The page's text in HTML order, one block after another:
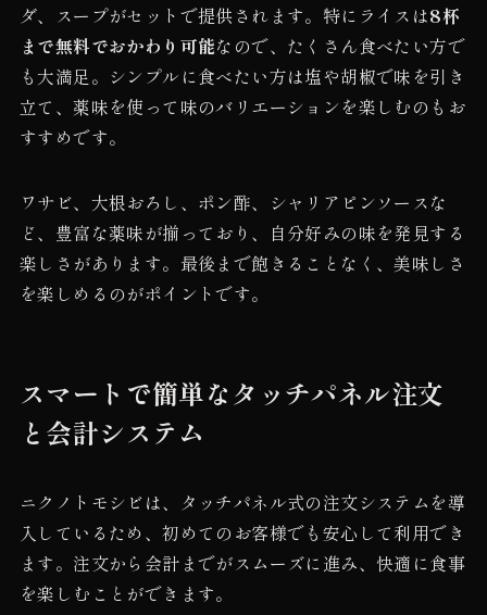
ダ、スープがセットで提供されます。特にライスは8杯
まで無料でおかわり可能なので、たくさん食べたい方で
も大満足。シンプルに食べたい方は塩や胡椒で味を引き
立て、薬味を使って味のバリエーションを楽しむのもお
すすめです。
ワサビ、大根おろし、ポン酢、シャリアピンソースな
ど、豊富な薬味が揃っており、自分好みの味を発見する
楽しさがあります。最後まで飽きることなく、美味しさ
を楽しめるのがポイントです。
スマートで簡単なタッチパネル注文
と会計システム
ニクノトモシビは、タッチパネル式の注文システムを導
入しているため、初めてのお客様でも安心して利用でき
ます。注文から会計までがスムーズに進み、快適に食事
を楽しむことができます。